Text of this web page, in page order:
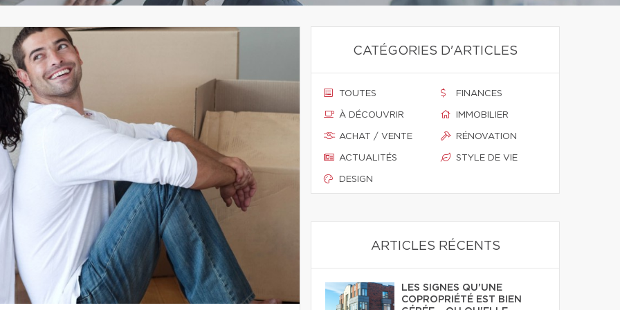
CATÉGORIES D'ARTICLES
TOUTES
À DÉCOUVRIR
ACHAT / VENTE
ACTUALITÉS
DESIGN
FINANCES
IMMOBILIER
RÉNOVATION
STYLE DE VIE
ARTICLES RÉCENTS
LES SIGNES QU'UNE
COPROPRIÉTÉ EST BIEN